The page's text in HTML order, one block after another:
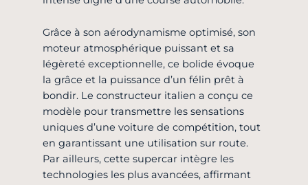
Grâce à son aérodynamisme optimisé, son
moteur atmosphérique puissant et sa
légèreté exceptionnelle, ce bolide évoque
la grâce et la puissance d’un félin prêt à
bondir. Le constructeur italien a conçu ce
modèle pour transmettre les sensations
uniques d’une voiture de compétition, tout
en garantissant une utilisation sur route.
Par ailleurs, cette supercar intègre les
technologies les plus avancées, affirmant